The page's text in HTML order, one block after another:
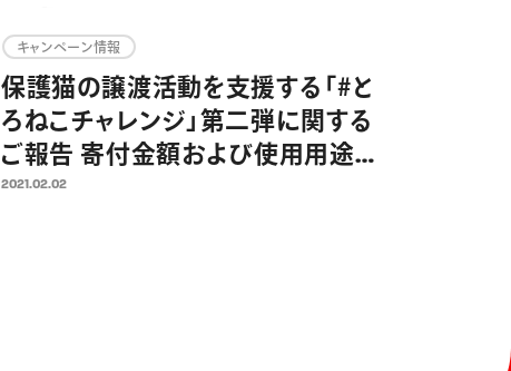
キャンペーン情報
保護猫の譲渡活動を支援する「#と
ろねこチャレンジ」第二弾に関する
ご報告 寄付金額および使用用途
について
2021.02.02